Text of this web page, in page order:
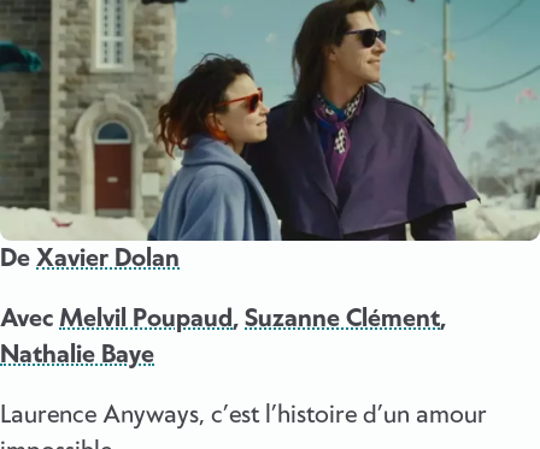
De Xavier Dolan
Avec Melvil Poupaud, Suzanne Clément,
Nathalie Baye
Laurence Anyways, c’est l’histoire d’un amour